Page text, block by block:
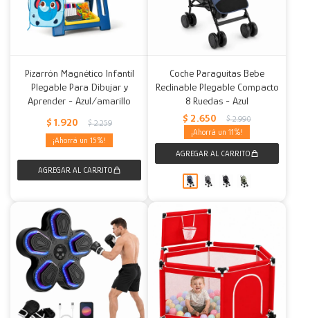
Pizarrón Magnético Infantil
Plegable Para Dibujar y
Aprender - Azul/amarillo
$ 1.920 $ 2.259
15
Coche Paraguitas Bebe
Reclinable Plegable Compacto
8 Ruedas - Azul
$ 2.650 $ 2.990
11